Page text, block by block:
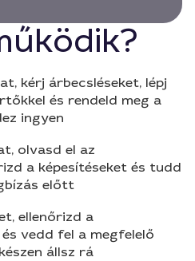
kérj árbecsléseket, lépj
és rendeld meg a
ingyen
olvasd el az
a képesítéseket és tudd
előtt
ellenőrizd a
vedd fel a megfelelő
állsz rá